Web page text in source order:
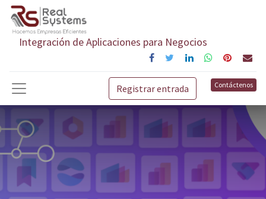
Integración de Aplicaciones para Negocios
Registrar entrada Contáctenos